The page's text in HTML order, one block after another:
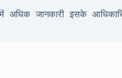
अधिक जानकारी इसके